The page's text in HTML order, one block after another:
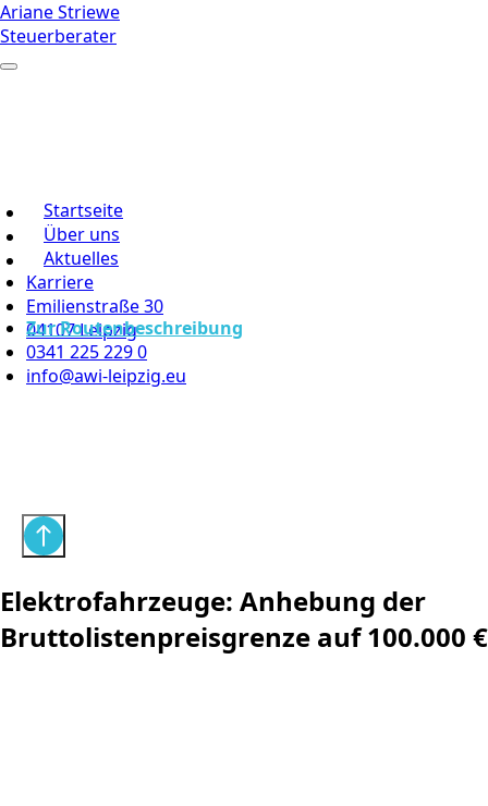
Ariane Striewe
Steuerberater
Startseite
Über uns
Aktuelles
Karriere
Emilienstraße 30
04107 Leipzig
Zur Routenbeschreibung
0341 225 229 0
info@awi-leipzig.eu
Elektrofahrzeuge: Anhebung der
Bruttolistenpreisgrenze auf 100.000 €